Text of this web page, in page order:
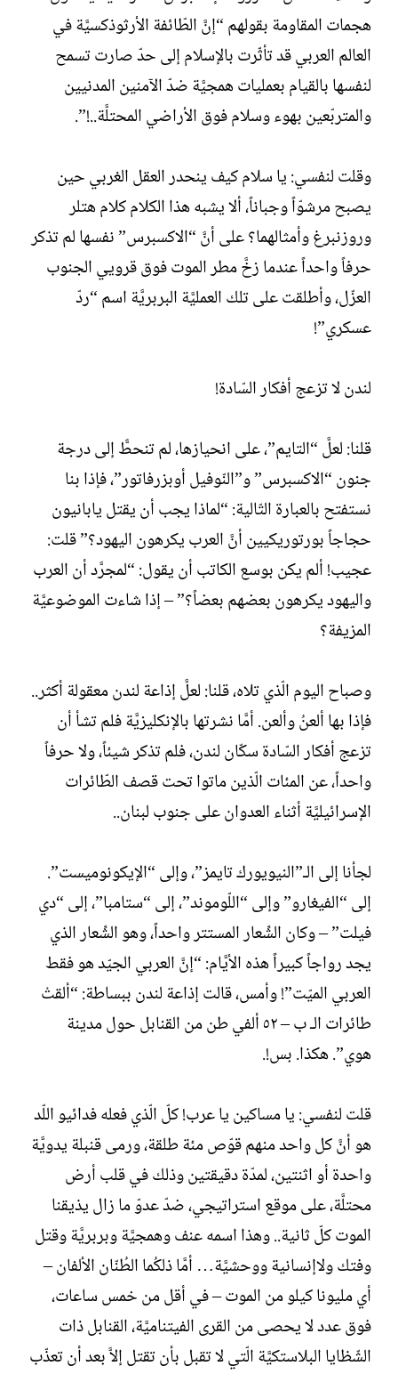
هجمات المقاومة بقولهم “إنَّ الطّائفة الأرثوذكسيَّة في
العالم العربي قد تأثّرت بالإسلام إلى حدّ صارت تسمح
لنفسها بالقيام بعمليات همجيَّة ضدّ الآمنين المدنيين
والمتربّعين بهوء وسلام فوق الأراضي المحتلَّة..!”.
وقلت لنفسي: يا سلام كيف ينحدر العقل الغربي حين
يصبح مرشوّاً وجباناً، ألا يشبه هذا الكلام كلام هتلر
وروزنبرغ وأمثالهما؟ على أنَّ “الاكسبرس” نفسها لم تذكر
حرفاً واحداً عندما زخَّ مطر الموت فوق قرويي الجنوب
العزّل، وأطلقت على تلك العمليَّة البربريَّة اسم “ردّ
عسكري”!
لندن لا تزعج أفكار السّادة!
قلنا: لعلَّ “التايم”، على انحيازها، لم تنحطًّ إلى درجة
جنون “الاكسبرس” و”النّوفيل أوبزرفاتور”، فإذا بنا
نستفتح بالعبارة التّالية: “لماذا يجب أن يقتل يابانيون
حجاجاً بورتوريكيين أنَّ العرب يكرهون اليهود؟” قلت:
عجيب! ألم يكن بوسع الكاتب أن يقول: “لمجرَّد أن العرب
واليهود يكرهون بعضهم بعضاً؟” – إذا شاءت الموضوعيَّة
المزيفة؟
وصباح اليوم الّذي تلاه، قلنا: لعلَّ إذاعة لندن معقولة أكثر..
فإذا بها ألعنُ وألعن. أمَّا نشرتها بالإنكليزيَّة فلم تشأ أن
تزعج أفكار السّادة سكّان لندن، فلم تذكر شيئاً، ولا حرفاً
واحداً، عن المئات الّذين ماتوا تحت قصف الطّائرات
الإسرائيليَّة أثناء العدوان على جنوب لبنان..
لجأنا إلى الـ”النيويورك تايمز”، وإلى “الإيكونوميست”.
إلى “الفيغارو” وإلى “اللّوموند”، إلى “ستامبا”، إلى “دي
فيلت” – وكان الشِّعار المستتر واحداً، وهو الشِّعار الذي
يجد رواجاً كبيراً هذه الأيَّام: “إنَّ العربي الجيّد هو فقط
العربي الميّت”! وأمس، قالت إذاعة لندن ببساطة: “ألقتْ
طائرات الـ ب – ٥٢ ألفي طن من القنابل حول مدينة
هوي”. هكذا. بس!.
قلت لنفسي: يا مساكين يا عرب! كلّ الّذي فعله فدائيو اللّد
هو أنَّ كل واحد منهم قوّص مئة طلقة، ورمى قنبلة يدويَّة
واحدة أو اثنتين، لمدّة دقيقتين وذلك في قلب أرض
محتلَّة، على موقع استراتيجي، ضدّ عدوّ ما زال يذيقنا
الموت كلّ ثانية.. وهذا اسمه عنف وهمجيَّة وبربريَّة وقتل
وفتك ولاإنسانية ووحشيَّة… أمَّا ذلكُما الطُنّان الألفان –
أي مليونا كيلو من الموت – في أقل من خمس ساعات،
فوق عدد لا يحصى من القرى الفيتناميَّة، القنابل ذات
الشّظايا البلاستكيَّة الّتي لا تقبل بأن تقتل إلاَّ بعد أن تعذّب